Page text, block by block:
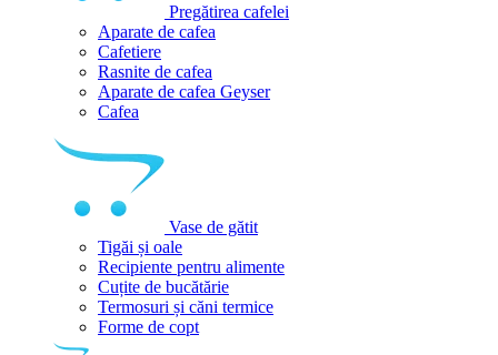
Pregătirea cafelei
Aparate de cafea
Cafetiere
Rasnite de cafea
Aparate de cafea Geyser
Cafea
Vase de gătit
Tigăi și oale
Recipiente pentru alimente
Cuțite de bucătărie
Termosuri și căni termice
Forme de copt